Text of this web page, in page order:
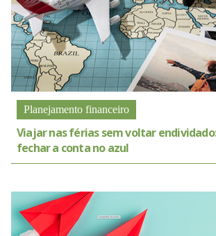
Planejamento financeiro
Viajar nas férias sem voltar
fechar a conta no azul